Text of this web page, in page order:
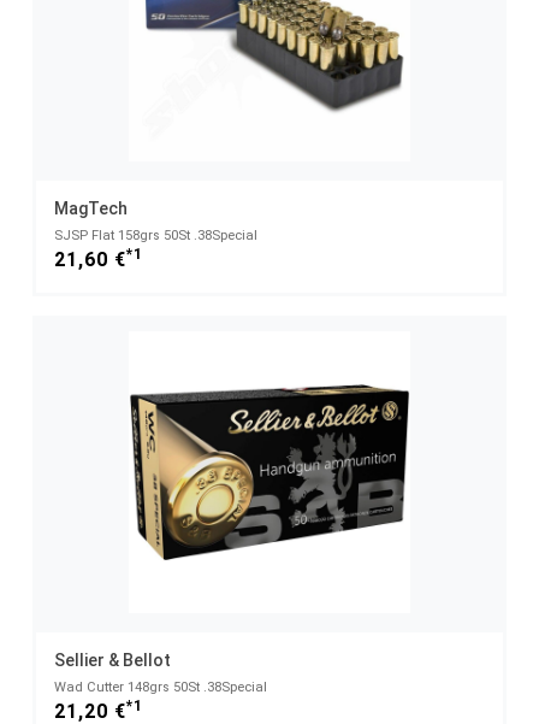
MagTech
SJSP Flat 158grs 50St .38Special
21,60 €*1
Sellier & Bellot
Wad Cutter 148grs 50St .38Special
21,20 €*1